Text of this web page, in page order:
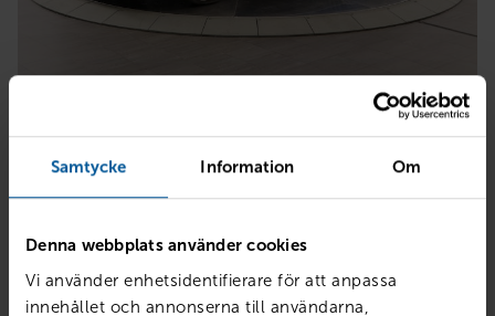
Samtycke Information Om
Denna webbplats använder cookies
Vi använder enhetsidentifierare för att anpassa
innehållet och annonserna till användarna,
DACIA
Sandero III TCe 110 Stepway Extreme
Örebro 2026 1 mil Bensin
PRIS LÅN MED RESTVÄRDE